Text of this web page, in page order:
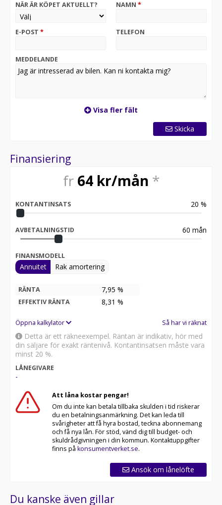
månadskostnad. Uppläggnings- & aviavgifter
tillkommer.
Välkommen in till Bilia Toyota Haninge så berättar vi
NÄR ÄR KÖPET AKTUELLT? NAMN *
E-POST * TELEFON
MEDDELANDE
Visa fler fält
Skicka
Finansiering
fr 64kr/mån *
KONTANTINSATS 20 %
AVBETALNINGSTID 60 mån
FINANSMODELL
Annuitet Rak amortering
RÄNTA 7,95 %
EFFEKTIV RÄNTA 8,31 %
Öppna kalkylator Så har vi räknat
Detta är ett räkneexempel. Räntan är indikativ, hör med
din säljare för exakt räntenivå. Kontantinsatsen måste vara
minst 20 %.
LÅNEGIVARE
-
Att låna kostar pengar!
Om du inte kan betala tillbaka skulden i tid riskerar
du en betalningsanmärkning. Det kan leda till
svårigheter att få hyra bostad, teckna abonnemang
och få nya lån. För stöd, vänd dig till budget- och
skuldrådgivningen i din kommun. Kontaktuppgifter
finns på konsumentverket.se.
Ansök om lånelöfte
Du kanske även gillar